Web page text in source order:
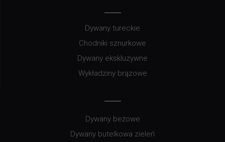
Dywany tureckie
Chodniki sznurkowe
Dywany ekskluzywne
Wykładziny brązowe
Dywany beżowe
Dywany butelkowa zieleń